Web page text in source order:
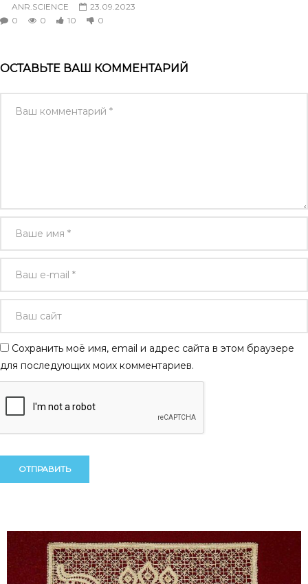
ANR.SCIENCE
23.09.2023
0
0 10 0
ОСТАВЬТЕ ВАШ КОММЕНТАРИЙ
Сохранить моё имя, email и адрес сайта в этом браузере
для последующих моих комментариев.